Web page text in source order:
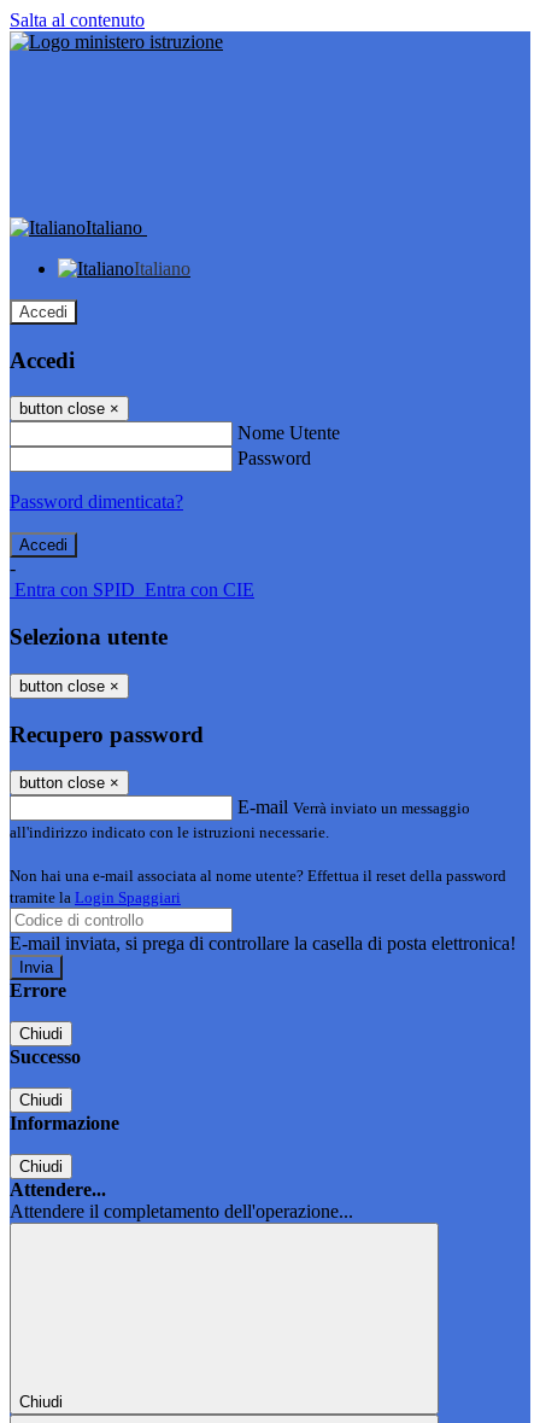
Salta al contenuto
Italiano
Italiano
Accedi
Accedi
button close ×
Nome Utente
Password
Password dimenticata?
-
Entra con SPID Entra con CIE
Seleziona utente
button close ×
Recupero password
button close ×
E-mail Verrà inviato un messaggio
all'indirizzo indicato con le istruzioni necessarie.
Non hai una e-mail associata al nome utente? Effettua il reset della password
tramite la Login Spaggiari
E-mail inviata, si prega di controllare la casella di posta elettronica!
Errore
Chiudi
Successo
Chiudi
Informazione
Chiudi
Attendere...
Attendere il completamento dell'operazione...
Chiudi